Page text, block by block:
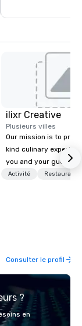
ilixr Creative
Plusieurs villes
Our mission is to
kind culinary
you and your guests
memories and
catering industry.
Activité Restauration
Consulter le profil
?
en